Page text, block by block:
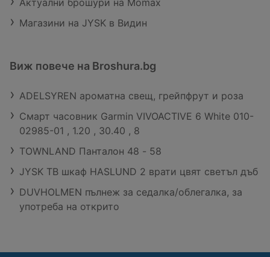
Магазини на JYSK в Видин
Виж повече на Broshura.bg
ADELSYREN ароматна свещ, грейпфрут и роза
Смарт часовник Garmin VIVOACTIVE 6 White 010-
02985-01 , 1.20 , 30.40 , 8
TOWNLAND Панталон 48 - 58
JYSK ТВ шкаф HASLUND 2 врати цвят светъл дъб
DUVHOLMEN пълнеж за седалка/облегалка, за
употреба на открито